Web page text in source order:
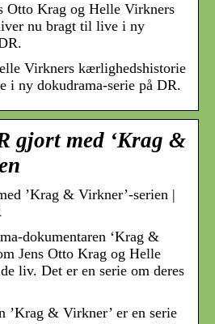
Otto Krag og Helle Virkners
nu bragt til live i ny
Virkners kærlighedshistorie
i ny dokudrama-serie på DR.
gjort med ‘Krag &
’Krag & Virkner’-serien |
dokumentaren ‘Krag &
Jens Otto Krag og Helle
liv. Det er en serie om deres
’Krag & Virkner’ er en serie